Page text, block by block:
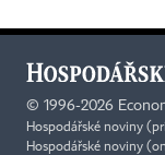
© 1996-2026
Hospodářské noviny
Hospodářské noviny